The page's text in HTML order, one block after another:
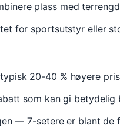
plass med
for sportsutstyr eller
20-40 % høyere
som kan gi betydelig
— 7-setere er blant